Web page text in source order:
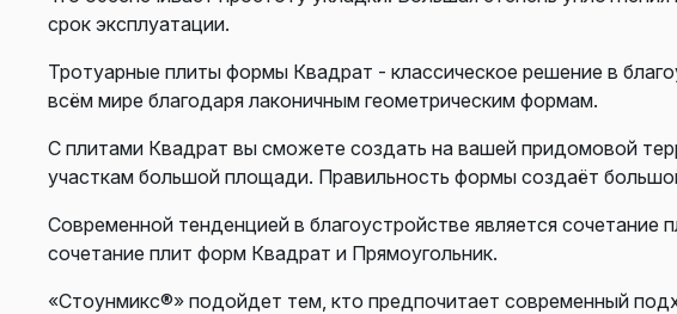
срок эксплуатации.
Тротуарные плиты формы Квадрат - классическое решение в
всём мире благодаря лаконичным геометрическим формам.
С плитами Квадрат вы сможете создать на вашей придомовой
участкам большой площади. Правильность формы создаёт
Современной тенденцией в благоустройстве является
сочетание плит форм Квадрат и Прямоугольник.
«Стоунмикс®» подойдет тем, кто предпочитает современный